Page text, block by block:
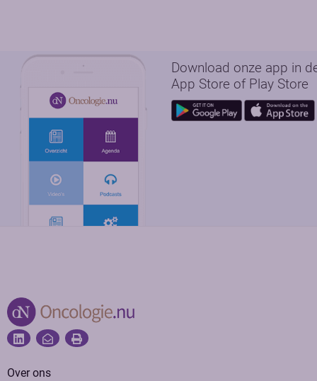
Download onze app in
App Store of Play Store
Over ons